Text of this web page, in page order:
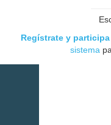
Regístrate y
sistema